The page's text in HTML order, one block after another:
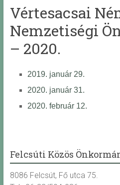
Vértesacsai
Nemzetiségi
– 2020.
2019. január 29.
2020. január 31.
2020. február 12.
Felcsúti Közös
8086 Felcsút, Fő utca 75.